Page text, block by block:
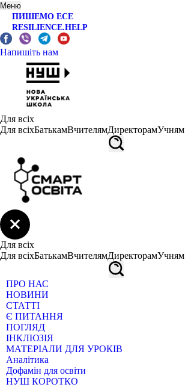
Меню
ПИШЕМО ЕСЕ
RESILIENCE.HELP
Напишіть нам
Для всіх
Для всіхБатькамВчителямДиректорамУчням
Для всіх
Для всіхБатькамВчителямДиректорамУчням
ПРО НАС
НОВИНИ
СТАТТІ
Є ПИТАННЯ
ПОГЛЯД
ІНКЛЮЗІЯ
МАТЕРІАЛИ ДЛЯ УРОКІВ
Аналітика
Дофамін для освіти
НУШ КОРОТКО